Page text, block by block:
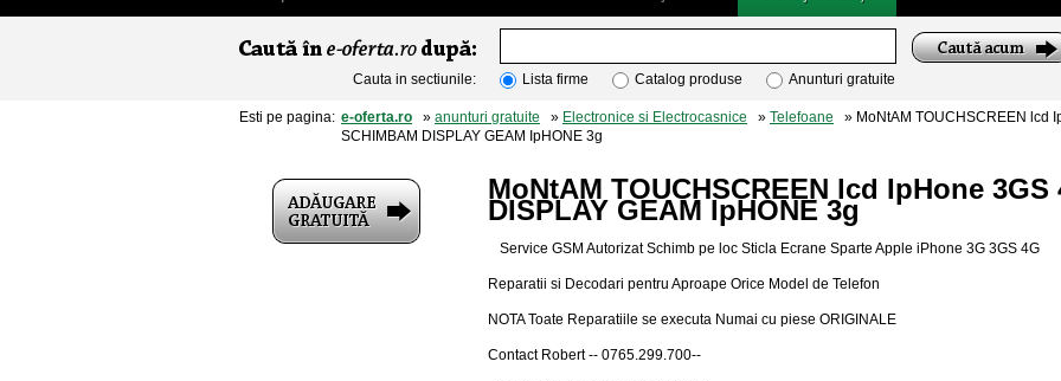
Cauta in sectiunile: Lista firme Catalog produse Anunturi gratuite
Esti pe pagina: e-oferta.ro » anunturi gratuite » Electronice si Electrocasnice » Telefoane » MoNtAM TOUCHSCREEN lcd
SCHIMBAM DISPLAY GEAM IpHONE 3g
MoNtAM TOUCHSCREEN lcd IpHone 3GS
DISPLAY GEAM IpHONE 3g
Service GSM Autorizat Schimb pe loc Sticla Ecrane Sparte Apple iPhone 3G 3GS 4G
Reparatii si Decodari pentru Aproape Orice Model de Telefon
NOTA Toate Reparatiile se executa Numai cu piese ORIGINALE
Contact Robert -- 0765.299.700--